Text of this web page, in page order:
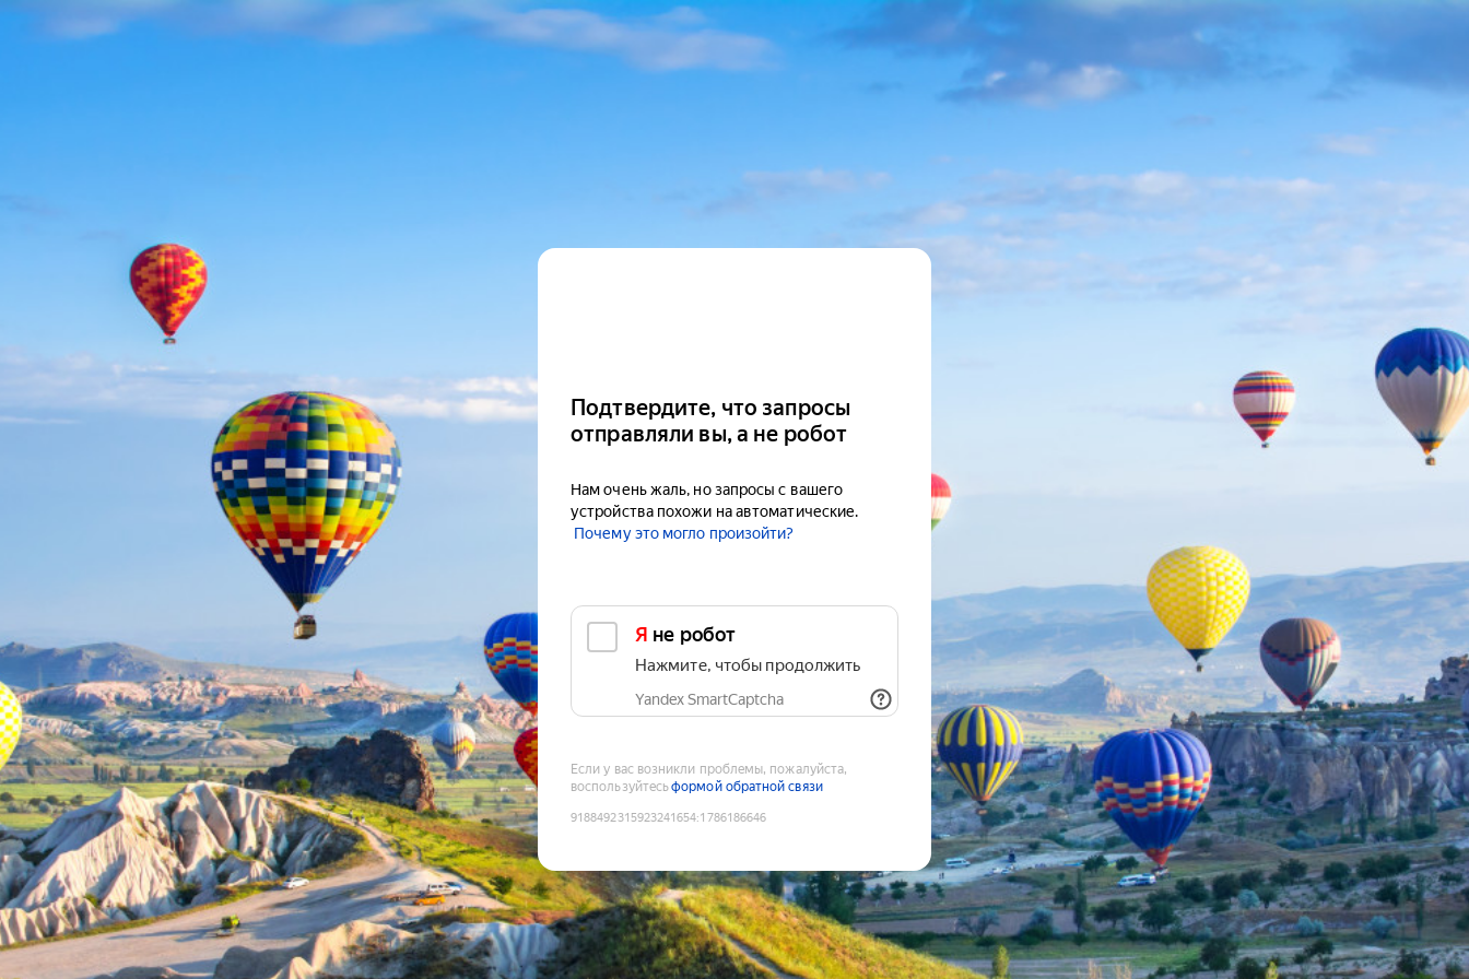
Подтвердите, что запросы
отправляли вы, а не робот
Нам очень жаль, но запросы с вашего
устройства похожи на автоматические.
Почему это могло произойти?
Я не робот
Нажмите, чтобы продолжить
Yandex SmartCaptcha
Если у вас возникли проблемы, пожалуйста,
воспользуйтесьформой обратной связи
9188492315923241654:1786186646